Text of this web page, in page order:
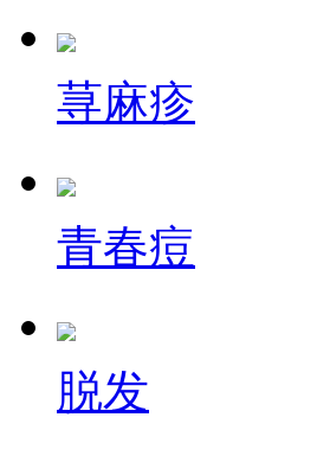
荨麻疹
青春痘
脱发